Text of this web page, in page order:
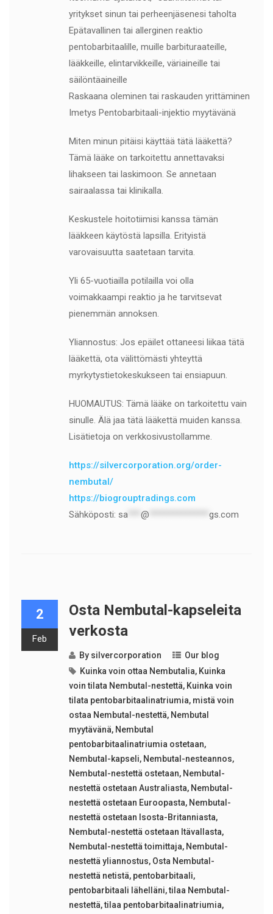
yritykset sinun tai perheenjäsenesi taholta
Epätavallinen tai allerginen reaktio
pentobarbitaalille, muille barbituraateille,
lääkkeille, elintarvikkeille, väriaineille tai
säilöntäaineille
Raskaana oleminen tai raskauden yrittäminen
Imetys Pentobarbitaali-injektio myytävänä
Miten minun pitäisi käyttää tätä lääkettä?
Tämä lääke on tarkoitettu annettavaksi
lihakseen tai laskimoon. Se annetaan
sairaalassa tai klinikalla.
Keskustele hoitotiimisi kanssa tämän
lääkkeen käytöstä lapsilla. Erityistä
varovaisuutta saatetaan tarvita.
Yli 65-vuotiailla potilailla voi olla
voimakkaampi reaktio ja he tarvitsevat
pienemmän annoksen.
Yliannostus: Jos epäilet ottaneesi liikaa tätä
lääkettä, ota välittömästi yhteyttä
myrkytystietokeskukseen tai ensiapuun.
HUOMAUTUS: Tämä lääke on tarkoitettu vain
sinulle. Älä jaa tätä lääkettä muiden kanssa.
Lisätietoja on verkkosivustollamme.
https://silvercorporation.org/order-
nembutal/
https://biogrouptradings.com
Sähköposti: sa @ gs.com
2
Feb
Osta Nembutal-kapseleita
verkosta
By silvercorporation
Our blog
Kuinka voin ottaa Nembutalia, Kuinka
voin tilata Nembutal-nestettä, Kuinka voin
tilata pentobarbitaalinatriumia, mistä voin
ostaa Nembutal-nestettä, Nembutal
myytävänä, Nembutal
pentobarbitaalinatriumia ostetaan,
Nembutal-kapseli, Nembutal-nesteannos,
Nembutal-nestettä ostetaan, Nembutal-
nestettä ostetaan Australiasta, Nembutal-
nestettä ostetaan Euroopasta, Nembutal-
nestettä ostetaan Isosta-Britanniasta,
Nembutal-nestettä ostetaan Itävallasta,
Nembutal-nestettä toimittaja, Nembutal-
nestettä yliannostus, Osta Nembutal-
nestettä netistä, pentobarbitaali,
pentobarbitaali lähelläni,tilaa Nembutal-
nestettä,tilaa pentobarbitaalinatriumia,